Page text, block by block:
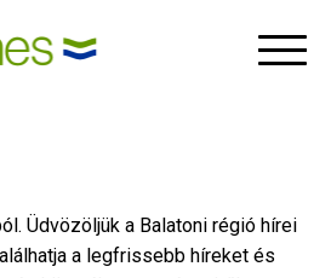
Üdvözöljük a Balatoni régió hírei
a legfrissebb híreket és